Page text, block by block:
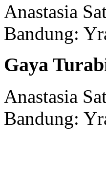
Anastasia
Bandung:
Gaya
Anastasia
Bandung: